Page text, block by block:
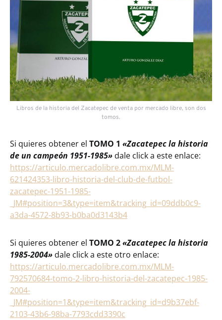
Libros de la historia del Zacatepec de venta por mercado libre, son dos
tomos.
Si quieres obtener el TOMO 1 «Zacatepec la historia
de un campeón 1951-1985» dale click a este enlace:
https://articulo.mercadolibre.com.mx/MLM-
621424353-libro-historia-del-club-de-futbol-
zacatepec-1951-1985-
_JM#position=3&type=item&tracking_id=09ddb0c9-
a3da-4572-8b93-b0ba0d3143b4
Si quieres obtener el TOMO 2«Zacatepec la historia
1985-2004» dale click a este otro enlace:
https://articulo.mercadolibre.com.mx/MLM-
792570684-tomo-2-libro-historia-del-zacatepec-1985-
2004-
_JM#position=1&type=item&tracking_id=d9b37ebf-
2103-43b6-98ba-7793cdd3390c